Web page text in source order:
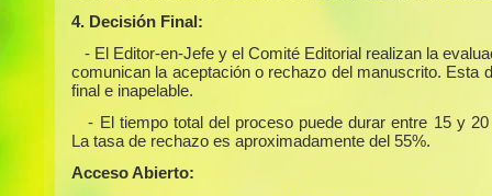
4. Decisión Final:
- El Editor-en-Jefe y el Comité Editorial realizan la
comunican la aceptación o rechazo del manuscrito. Esta
final e inapelable.
- El tiempo total del proceso puede durar entre 15 y
La tasa de rechazo es aproximadamente del 55%.
Acceso Abierto: